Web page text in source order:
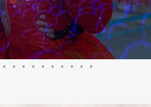
• • • • • • • • • •